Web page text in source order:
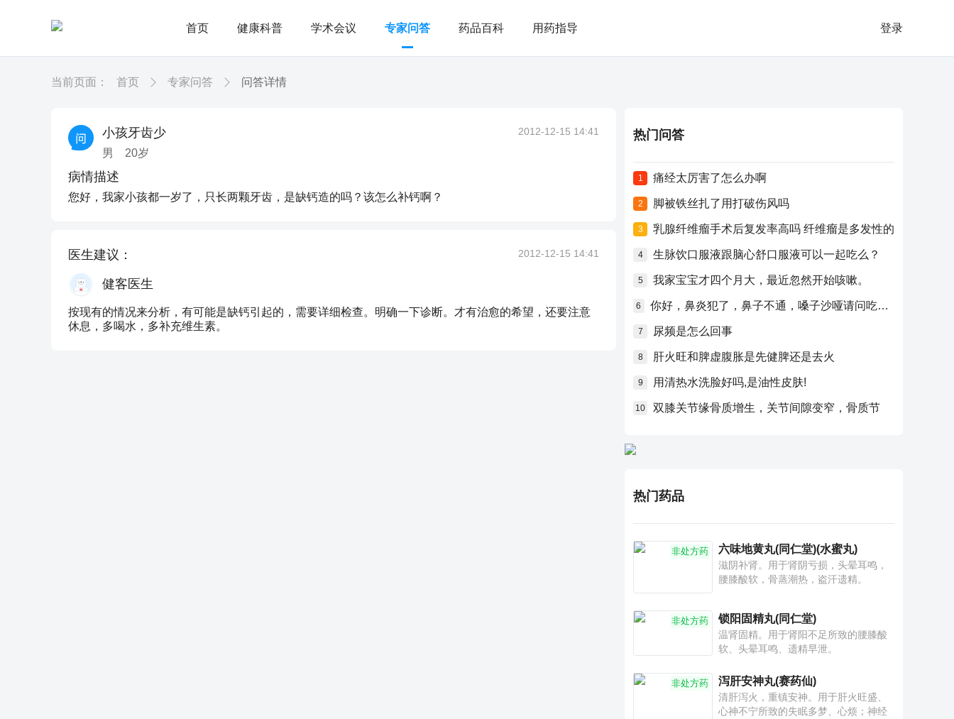
首页 健康科普 学术会议 专家问答 药品百科 用药指导 登录
当前页面： 首页 专家问答 问答详情
小孩牙齿少
男 20岁
2012-12-15 14:41
病情描述
您好，我家小孩都一岁了，只长两颗牙齿，是缺钙造的吗？该怎么补钙啊？
医生建议： 2012-12-15 14:41
健客医生
按现有的情况来分析，有可能是缺钙引起的，需要详细检查。明确一下诊断。才有治愈的希望，还要注意
休息，多喝水，多补充维生素。
热门问答
1 痛经太厉害了怎么办啊
2 脚被铁丝扎了用打破伤风吗
3 乳腺纤维瘤手术后复发率高吗 纤维瘤是多发性的
4 生脉饮口服液跟脑心舒口服液可以一起吃么？
5 我家宝宝才四个月大，最近忽然开始咳嗽。
6 你好，鼻炎犯了，鼻子不通，嗓子沙哑请问吃什么药比较好？
7 尿频是怎么回事
8 肝火旺和脾虚腹胀是先健脾还是去火
9 用清热水洗脸好吗,是油性皮肤!
10 双膝关节缘骨质增生，关节间隙变窄，骨质节
热门药品
非处方药 六味地黄丸(同仁堂)(水蜜丸)
滋阴补肾。用于肾阴亏损，头晕耳鸣，
腰膝酸软，骨蒸潮热，盗汗遗精。
非处方药 锁阳固精丸(同仁堂)
温肾固精。用于肾阳不足所致的腰膝酸
软、头晕耳鸣、遗精早泄。
非处方药 泻肝安神丸(赛药仙)
清肝泻火，重镇安神。用于肝火旺盛、
心神不宁所致的失眠多梦、心烦；神经